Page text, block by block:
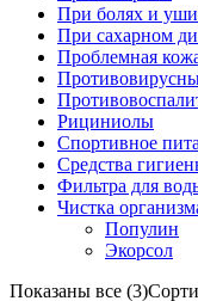
При болях и
При сахарном
Проблемная
Рициниолы
Спортивное
Средства
Фильтра для
Чистка
Популин
Экорсол
Показаны все (3)